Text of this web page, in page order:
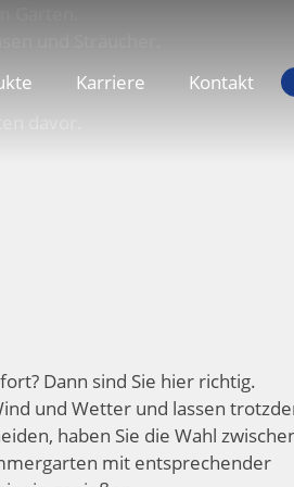
Karriere Kontakt
Dann sind Sie hier richtig.
und Wetter und lassen
haben Sie die Wahl
mit entsprechender